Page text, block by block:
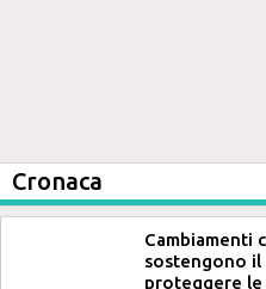
Cronaca
Cambiamenti
sostengono
proteggere le